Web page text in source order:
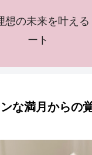
の未来を叶える
ート
な満月からの